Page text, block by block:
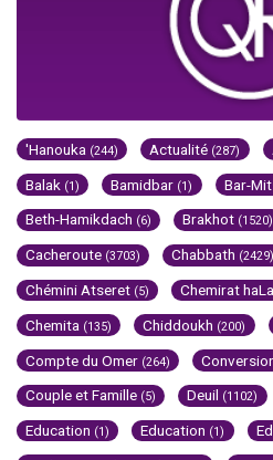
'Hanouka (244) Actualité (287)
Balak (1) Bamidbar (1) Bar-
Beth-Hamikdach (6) Brakhot (1520)
Cacheroute (3703) Chabbath (2429)
Chémini Atseret (5) Chemirat
Chemita (135) Chiddoukh (200)
Compte du Omer (264)
Couple et Famille (5) Deuil (1102)
Education (1) Education (1)